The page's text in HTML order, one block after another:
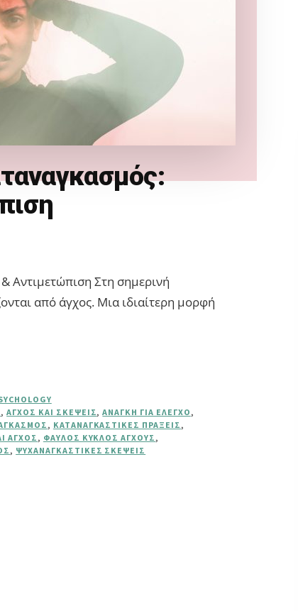
Αντιμετώπιση Στη σημερινή
από άγχος. Μια ιδιαίτερη μορφή
,ΆΓΧΟΣ ΚΑΙ ΣΚΈΨΕΙΣ,ΑΝΆΓΚΗ ΓΙΑ ΈΛΕΓΧΟ,
, ΚΑΤΑΝΑΓΚΑΣΤΙΚΈΣ ΠΡΆΞΕΙΣ,
ΆΓΧΟΣ, ΦΑΎΛΟΣ ΚΎΚΛΟΣ ΆΓΧΟΥΣ,
, ΨΥΧΑΝΑΓΚΑΣΤΙΚΈΣ ΣΚΈΨΕΙΣ